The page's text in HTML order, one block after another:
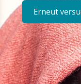
Erneut